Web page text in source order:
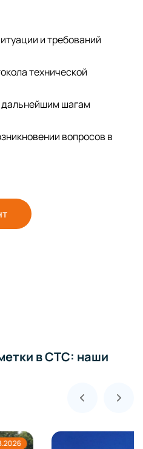
и требований
технической
шагам
вопросов в
в СТС: наши